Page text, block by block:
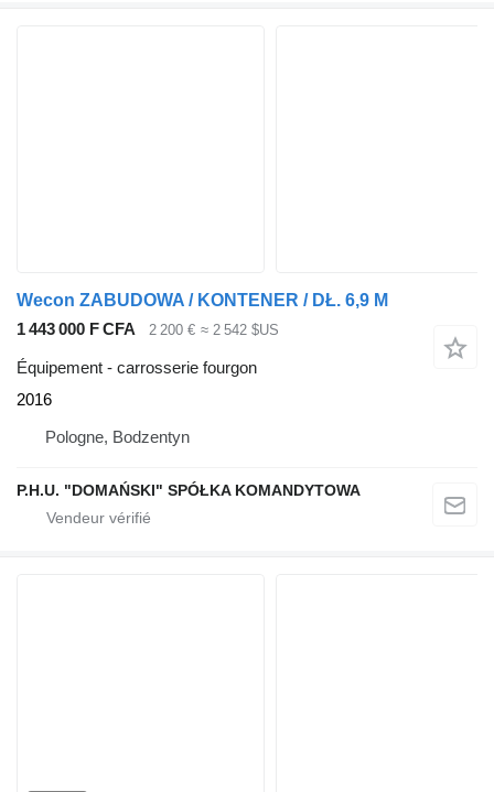
Wecon ZABUDOWA / KONTENER / DŁ. 6,9 M
1 443 000 F CFA
2 200 € ≈ 2 542 $US
Équipement - carrosserie fourgon
2016
Pologne, Bodzentyn
P.H.U. "DOMAŃSKI" SPÓŁKA KOMANDYTOWA